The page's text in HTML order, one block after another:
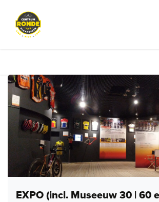
EXPO (incl. Museeuw 30 | 60